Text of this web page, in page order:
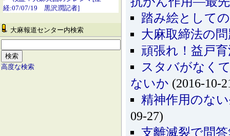
経:07/07/19 黒沢潤記者]
大麻報道センター内検索
高度な検索
踏み絵として
大麻取締法の
頑張れ！益戸
スタバがなく
ないか (2016-10-
精神作用のな
09-27)
支離滅裂で問